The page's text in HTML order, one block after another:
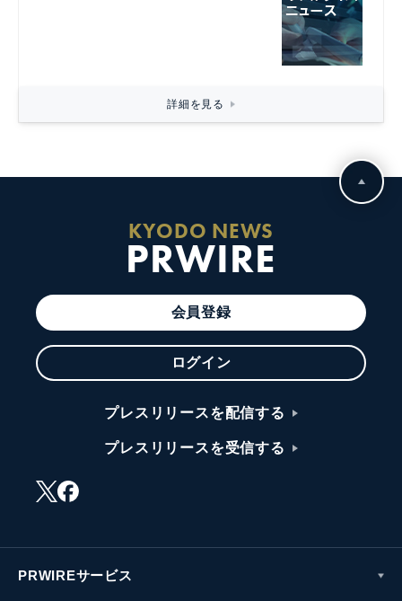
詳細を見る
KYODO NEWS
PRWIRE
会員登録
ログイン
プレスリリースを配信する
プレスリリースを受信する
PRWIREサービス